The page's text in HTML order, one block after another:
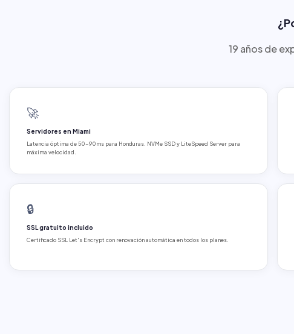
19 años de
🚀
Servidores en Miami
Latencia óptima de 50-90ms para Honduras. NVMe SSD y LiteSpeed Server para
máxima velocidad.
🔒
SSL gratuito incluido
Certificado SSL Let's Encrypt con renovación automática en todos los planes.